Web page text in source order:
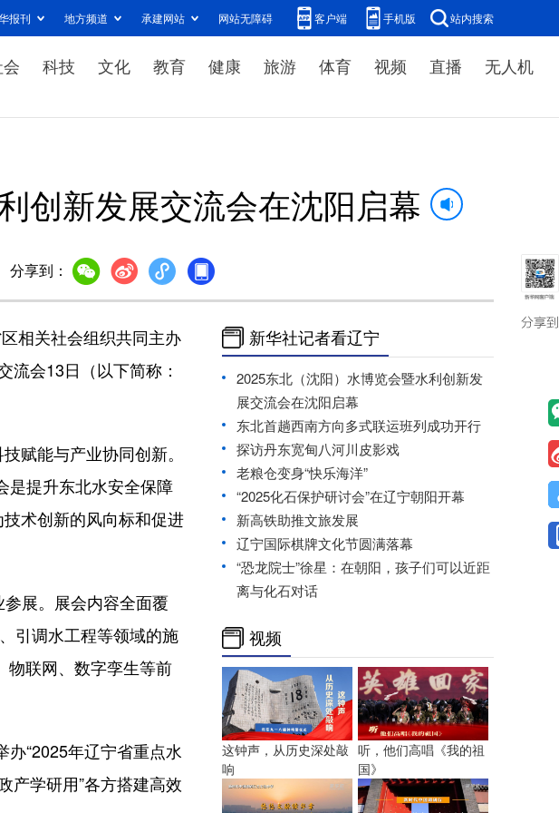
报刊 地方频道 承建网站 网站无障碍 客户端 手机版 站内搜索
科技 文化 教育 健康 旅游 体育 视频 直播 无人机
创新发展交流会在沈阳启幕
分享到：
相关社会组织共同主办
会13日（以下简称：
赋能与产业协同创新。
是提升东北水安全保障
术创新的风向标和促进
展。展会内容全面覆
引调水工程等领域的施
物联网、数字孪生等前
“2025年辽宁省重点水
产学研用”各方搭建高效
新华社记者看辽宁
2025东北（沈阳）水博览会暨水利创新发
展交流会在沈阳启幕
东北首趟西南方向多式联运班列成功开行
探访丹东宽甸八河川皮影戏
老粮仓变身“快乐海洋”
“2025化石保护研讨会”在辽宁朝阳开幕
新高铁助推文旅发展
辽宁国际棋牌文化节圆满落幕
“恐龙院士”徐星：在朝阳，孩子们可以近距
离与化石对话
视频
这钟声，从历史深处敲
响
听，他们高唱《我的祖
国》